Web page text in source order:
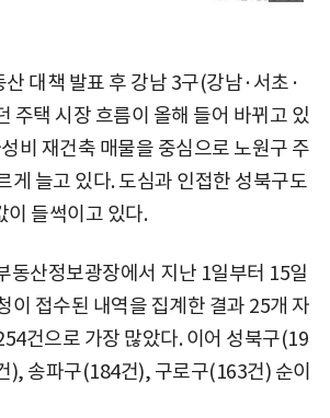
대책 발표 후 강남 3구(강남·서초·
주택 시장 흐름이 올해 들어 바뀌고 있
비 재건축 매물을 중심으로 노원구 주
게 늘고 있다. 도심과 인접한 성북구도
이 들썩이고 있다.
동산정보광장에서 지난 1일부터 15일
이 접수된 내역을 집계한 결과 25개 자
건으로 가장 많았다. 이어 성북구(19
), 송파구(184건), 구로구(163건) 순이